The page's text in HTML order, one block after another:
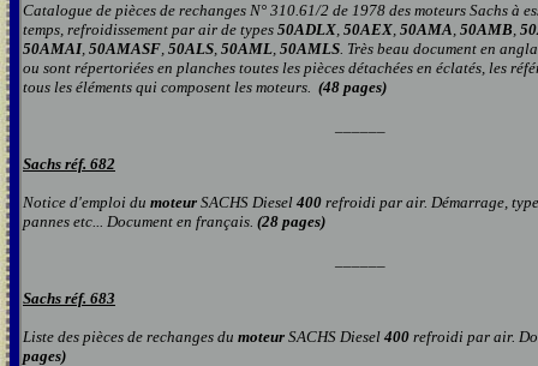
Catalogue de pièces de rechanges N° 310.61/2 de 1978 des moteurs Sachs à
temps, refroidissement par air de types 50ADLX, 50AEX, 50AMA, 50AMB,
50AMAI, 50AMASF, 50ALS, 50AML, 50AMLS. Très beau document en
ou sont répertoriées en planches toutes les pièces détachées en éclatés, les
tous les éléments qui composent les moteurs. (48 pages)
Sachs réf. 682
Notice d'emploi du moteur SACHS Diesel 400 refroidi par air. Démarrage,
pannes etc... Document en français. (28 pages)
Sachs réf. 683
Liste des pièces de rechanges du moteur SACHS Diesel 400 refroidi par air.
pages)